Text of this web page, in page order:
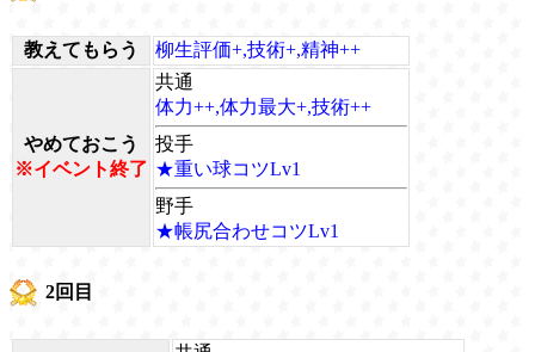
教えてもらう 柳生評価+,技術+,精神++
やめておこう
※イベント終了
共通
体力++,体力最大+,技術++
投手
★重い球コツLv1
野手
★帳尻合わせコツLv1
2回目